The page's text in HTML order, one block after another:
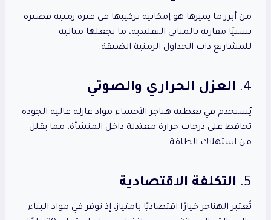
من أبرز ما يميزها هو إمكانية تركيبها في فترة زمنية قصيرة
نسبيًا مقارنة بالمباني التقليدية، ما يجعلها مثالية
للمشاريع ذات الجداول الزمنية الضيقة.
4. العزل الحراري والصوتي
يُستخدم في تغطية هناجر الأحساء مواد عازلة عالية الجودة
تحافظ على درجات حرارة معتدلة داخل المنشأة، مما يقلل
من استهلاك الطاقة.
5. التكلفة الاقتصادية
تُعتبر الهناجر خيارًا اقتصاديًا بامتياز، إذ توفر في مواد البناء